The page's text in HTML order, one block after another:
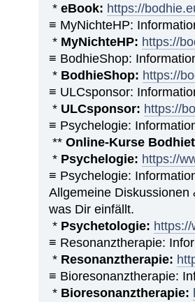
*eBook: https://
≡ MyNichteHP:
* MyNichteHP: https://
≡ BodhieShop:
* BodhieShop: https://
≡ ULCsponsor:
* ULCsponsor: https://
≡ Psychelogie:
**Online-Kurse
* Psychelogie: https://
≡ Psychelogie:
Allgemeine
was Dir einfällt.
* Psychetologie:
≡ Resonanztherapie:
* Resonanztherapie:
≡ Bioresonanztherapie:
* Bioresonanztherapie: